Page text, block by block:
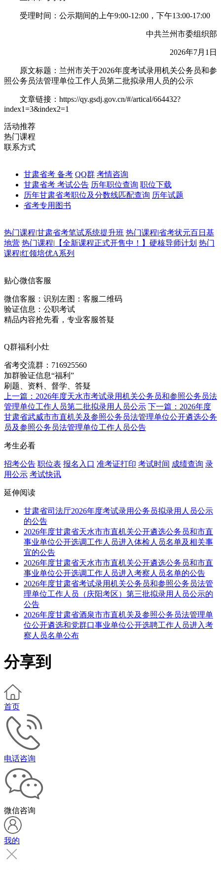
受理时间：公示期间的上午9:00-12:00，下午13:00-17:00
中共兰州市委组织部
2026年7月1日
原文标题：兰州市关于2026年度考试录用机关公务员和参
照公务员法管理单位工作人员第二批拟录用人员的公示
文章链接：https://qy.gsdj.gov.cn/#/artical/664432?
index1=3&index2=1
活动推荐
热门课程
联系方式
甘肃省考 备考 QQ群 考情咨询
甘肃省考 考试公告 历年职位查询 职位下载
历年甘肃省考职位及分数线匹配查询 历年试题
省考专用图书
热门课程|甘肃省考笔试系统提升班 热门课程|省考状元百日基
地营 热门课程| 【全新课程正式开售中！】硬核导师计划 热门
课程|红领培优A系列
贴心微信客服
微信客服： 识别左图：客服二维码
验证信息：公职考试
精品内容抢先看，专业客服答疑
Q群福利小灶
省考交流群： 716925560
加群验证信息“福利”
刷题、资料、督学、答疑
上一篇：2026年度天水市考试录用机关公务员和参照公务员法
管理单位工作人员第二批拟录用人员公示 下一篇：2026年度
甘肃省武威市市直机关及参照公务员法管理单位公开遴选公务
员及参照公务员法管理单位工作人员公告
考生必看
招考公告 职位表 报名入口 准考证打印 考试时间 成绩查询 录
用公示 考试快讯
延伸阅读
甘肃省司法厅2026年度考试录用公务员拟录用人员公示
的公告
2026年度甘肃省天水市市直机关公开遴选公务员和市直
事业单位公开选调工作人员进入体检人员名单及相关事
宜的公告
2026年度甘肃省天水市市直机关公开遴选公务员和市直
事业单位公开选调工作人员进入考察人员名单的公告
2026年度甘肃省考试录用机关公务员和参照公务员法管
理单位工作人员（庆阳考区）第三批拟录用人员公示的
公告
2026年度甘肃省酒泉市市直机关及参照公务员法管理单
位公开遴选和党群口事业单位公开选聘工作人员进入考
察人员名单公布
分享到
首页
电话咨询
微信咨询
我的